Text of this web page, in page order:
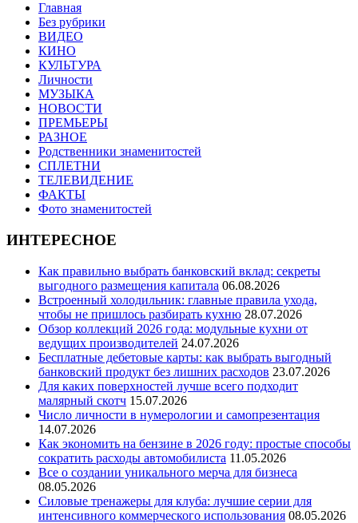
Главная
Без рубрики
ВИДЕО
КИНО
КУЛЬТУРА
Личности
МУЗЫКА
НОВОСТИ
ПРЕМЬЕРЫ
РАЗНОЕ
Родственники знаменитостей
СПЛЕТНИ
ТЕЛЕВИДЕНИЕ
ФАКТЫ
Фото знаменитостей
ИНТЕРЕСНОЕ
Как правильно выбрать банковский вклад: секреты
выгодного размещения капитала 06.08.2026
Встроенный холодильник: главные правила ухода,
чтобы не пришлось разбирать кухню 28.07.2026
Обзор коллекций 2026 года: модульные кухни от
ведущих производителей 24.07.2026
Бесплатные дебетовые карты: как выбрать выгодный
банковский продукт без лишних расходов 23.07.2026
Для каких поверхностей лучше всего подходит
малярный скотч 15.07.2026
Число личности в нумерологии и самопрезентация
14.07.2026
Как экономить на бензине в 2026 году: простые способы
сократить расходы автомобилиста 11.05.2026
Все о создании уникального мерча для бизнеса
08.05.2026
Силовые тренажеры для клуба: лучшие серии для
интенсивного коммерческого использования 08.05.2026